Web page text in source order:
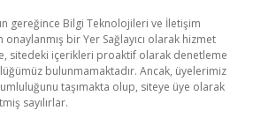
gereğince Bilgi Teknolojileri ve İletişim
onaylanmış bir Yer Sağlayıcı olarak hizmet
sitedeki içerikleri proaktif olarak denetleme
bulunmamaktadır. Ancak, üyelerimiz
taşımakta olup, siteye üye olarak
sayılırlar.